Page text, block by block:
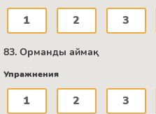
1 2 3
83. Орманды аймақ
Упражнения
1 2 3